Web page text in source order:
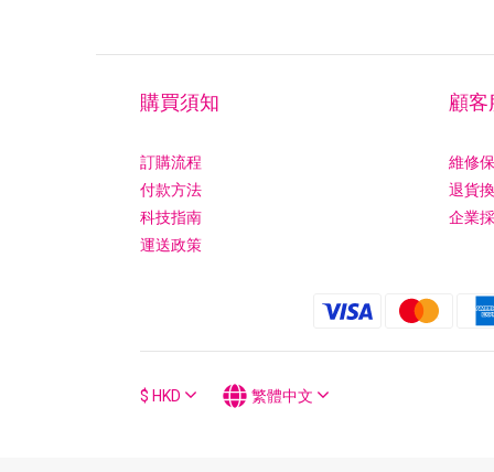
購買須知
訂購流程
付款方法
科技指南
運送政策
顧客
維修
退貨
企業
$ HKD 繁體中文